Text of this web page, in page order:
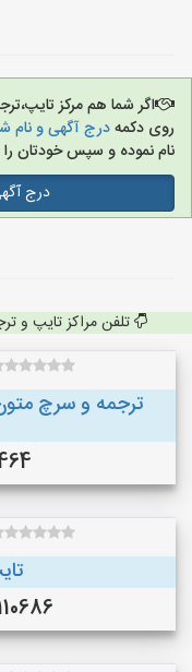
اگر شما هم مرکز
روی دکمهدرج آگهی و نام
نام نموده و سپس خودتان
درج
تلفن مراکز تایپ و
ترجمه و سرچ